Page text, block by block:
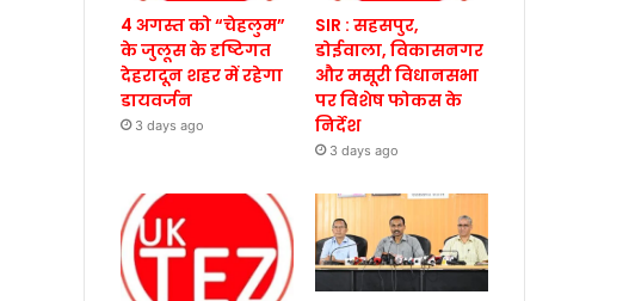
4 अगस्त को “चेहलुम”
के जुलूस के दृष्टिगत
देहरादून शहर में रहेगा
डायवर्जन
3 days ago
SIR : सहसपुर,
डोईवाला, विकासनगर
और मसूरी विधानसभा
पर विशेष फोकस के
निर्देश
3 days ago